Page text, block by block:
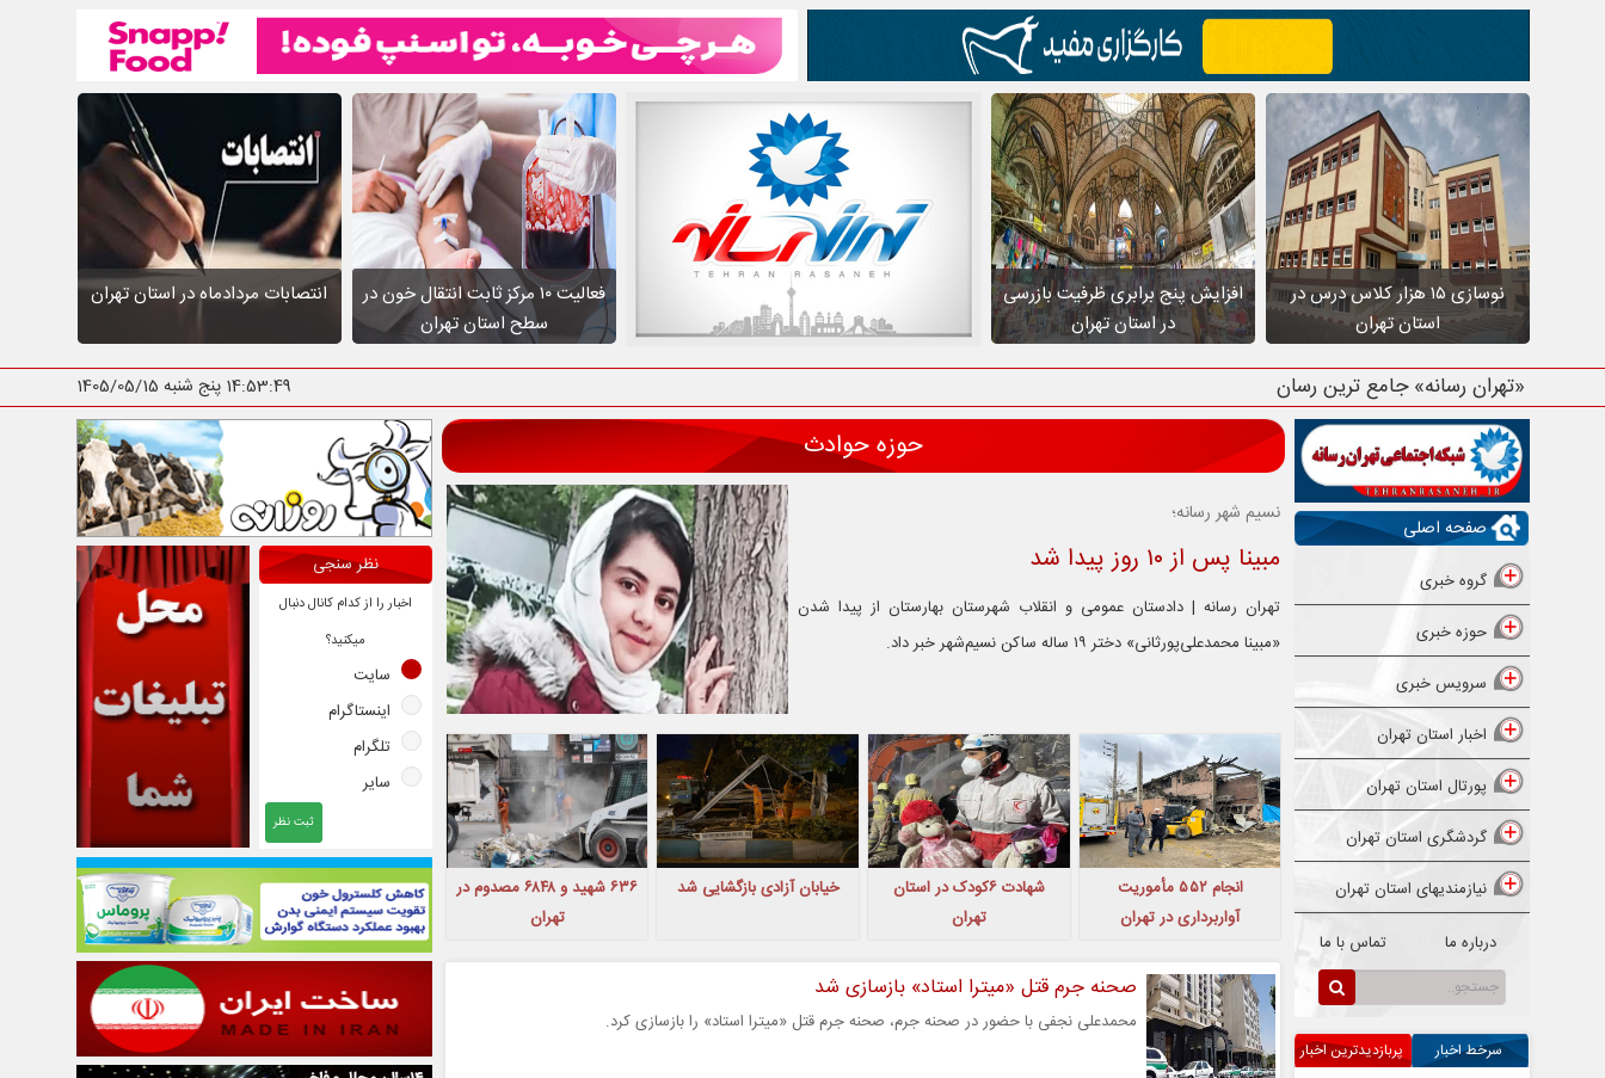
نوسازی ۱۵ هزار کلاس درس در
استان تهران
افزایش پنج برابری ظرفیت بازرسی
در استان تهران
فعالیت ۱۰ مرکز ثابت انتقال خون در
سطح استان تهران
انتصابات مردادماه در استان تهران
«تهران رسانه» جامع ترین رسانه استان 14:53:50 پنج شنبه 1405/05/15
صفحه اصلی
گروه خبری
حوزه خبری
سرویس خبری
اخبار استان تهران
پورتال استان تهران
گردشگری استان تهران
نیازمندیهای استان تهران
درباره ما تماس با ما
سرخط اخبار
پربازدیدترین اخبار
حوزه حوادث
نسیم شهر رسانه؛
مبینا پس از ۱۰ روز پیدا شد
تهران رسانه | دادستان عمومی و انقلاب شهرستان بهارستان از پیدا شدن
«مبینا محمدعلی‌پورثانی» دختر ۱۹ ساله ساکن نسیم‌شهر خبر داد.
انجام ۵۵۲ مأموریت
آواربرداری در تهران
شهادت ۶کودک در استان
تهران
خیابان آزادی بازگشایی شد
۶۳۶ شهید و ۶۸۴۸ مصدوم در
تهران
صحنه جرم قتل «میترا استاد» بازسازی شد
محمدعلی نجفی با حضور در صحنه جرم، صحنه جرم قتل «میترا استاد» را بازسازی کرد.
نظر سنجی
اخبار را از کدام کانال دنبال
میکنید؟
سایت
اینستاگرام
تلگرام
سایر
ثبت نظر